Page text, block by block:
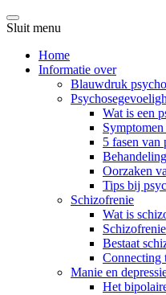
Sluit menu
Home
Informatie over
Blauwdruk
Wat is een
5 fasen van
Oorzaken
Tips bij
Schizofrenie
Wat is
Bestaat
Connecting
Manie en
Het